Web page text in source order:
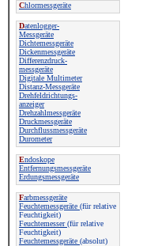
Chlormessgeräte
Datenlogger-
Messgeräte
Dichtemessgeräte
Dickenmessgeräte
Differenzdruck-
messgeräte
Digitale Multimeter
Distanz-Messgeräte
Drehfeldrichtungs-
anzeiger
Drehzahlmessgeräte
Druckmessgeräte
Durchflussmessgeräte
Durometer
Endoskope
Entfernungsmessgeräte
Erdungsmessgeräte
Farbmessgeräte
Feuchtemessgeräte (für relative
Feuchtigkeit)
Feuchtemesser(für relative
Feuchtigkeit)
Feuchtemessgeräte (absolut)